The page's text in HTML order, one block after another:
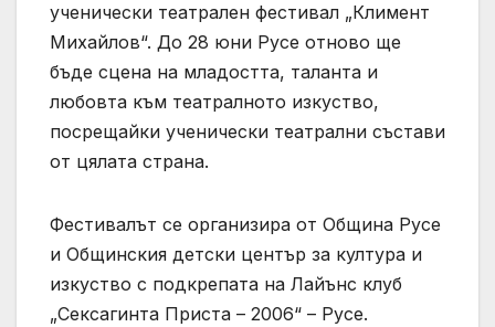
ученически театрален фестивал „Климент
Михайлов“. До 28 юни Русе отново ще
бъде сцена на младостта, таланта и
любовта към театралното изкуство,
посрещайки ученически театрални състави
от цялата страна.
Фестивалът се организира от Община Русе
и Общинския детски център за култура и
изкуство с подкрепата на Лайънс клуб
„Сексагинта Приста – 2006“ – Русе.